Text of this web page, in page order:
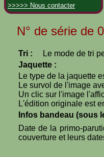
>>>>> Nous contacter
N° de série de
Tri :
Le mode de tri
Jaquette :
Le type de la jaquette
Le survol de l'image
Un clic sur l'image
L'édition originale est
Infos bandeau (sous
Date de la primo-
couverture et leurs